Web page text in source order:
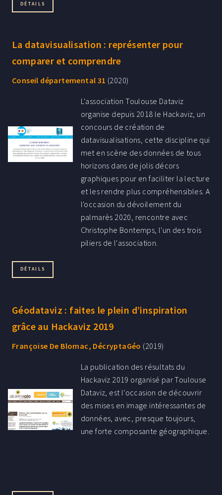
DÉTAILS
La datavisualisation : représenter pour
comparer et comprendre
Conseil départemental 31 (2020)
L'association Toulouse Dataviz
organise depuis 2018 le Hackaviz, un
concours de création de
datavisualisations, cette discipline qui
met en scène des données de tous
horizons dans de jolis décors
graphiques pour en faciliter la lecture
et les rendre plus compréhensibles. A
l'occasion du dévoilement du
palmarès 2020, rencontre avec
Christophe Bontemps, l'un des trois
piliers de l'association.
DÉTAILS
Géodataviz : faites le plein d’inspiration
grâce au Hackaviz 2019
Françoise De Blomac, DécryptaGéo (2019)
La publication des résultats du
Hackaviz 2019 organisé par Toulouse
Dataviz, est l’occasion de découvrir
des mises en image intéressantes de
données, avec, presque toujours,
une forte composante géographique.